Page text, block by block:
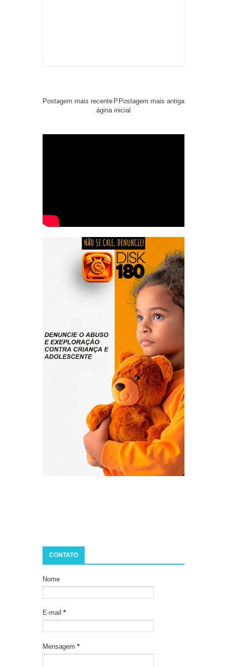
Postagem mais recente Postagem mais antiga
P
ágina inicial
CONTATO
Nome
E-mail *
Mensagem *